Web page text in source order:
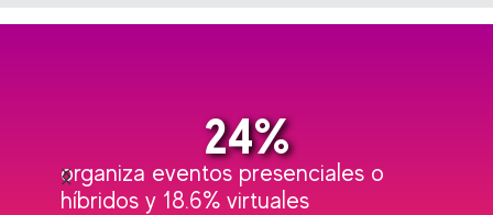
organiza eventos presenciales o
híbridos y 18.6% virtuales
77%